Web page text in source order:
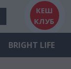
КЕШ
КЛУБ
BRIGHT LIFE